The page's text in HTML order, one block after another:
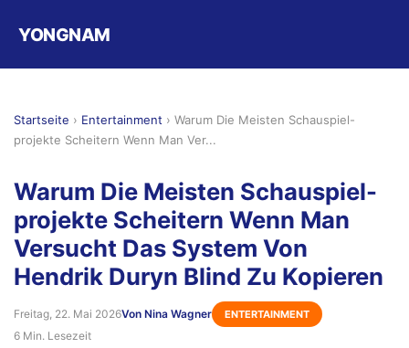
YONGNAM
Startseite › Entertainment › Warum Die Meisten Schauspiel-
projekte Scheitern Wenn Man Ver...
Warum Die Meisten Schauspiel-
projekte Scheitern Wenn Man
Versucht Das System Von
Hendrik Duryn Blind Zu Kopieren
Freitag, 22. Mai 2026Von Nina Wagner ENTERTAINMENT
6 Min. Lesezeit